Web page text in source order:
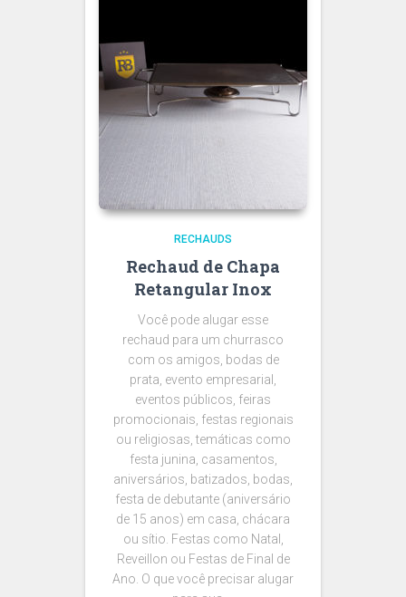
RECHAUDS
Rechaud de Chapa
Retangular Inox
Você pode alugar esse
rechaud para um churrasco
com os amigos, bodas de
prata, evento empresarial,
eventos públicos, feiras
promocionais, festas regionais
ou religiosas, temáticas como
festa junina, casamentos,
aniversários, batizados, bodas,
festa de debutante (aniversário
de 15 anos) em casa, chácara
ou sítio. Festas como Natal,
Reveillon ou Festas de Final de
Ano. O que você precisar alugar